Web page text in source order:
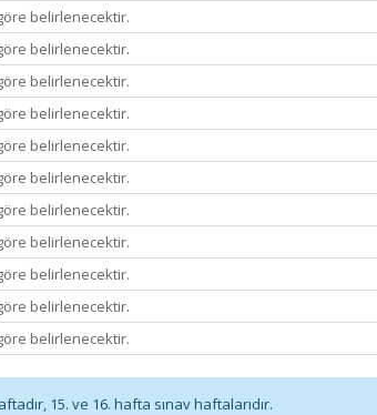
belirlenecektir.
belirlenecektir.
belirlenecektir.
belirlenecektir.
belirlenecektir.
belirlenecektir.
belirlenecektir.
belirlenecektir.
belirlenecektir.
belirlenecektir.
belirlenecektir.
15. ve 16. hafta sınav haftalarıdır.